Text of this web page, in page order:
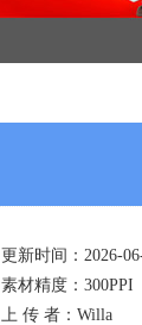
更新时间：2026-
素材精度：300PPI
上 传 者：Willa